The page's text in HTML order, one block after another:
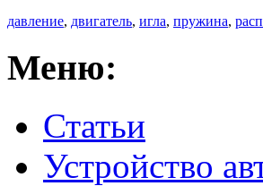
давление, двигатель, игла, пружина,
Меню:
Статьи
Устройство